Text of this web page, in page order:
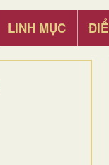
LINH MỤC